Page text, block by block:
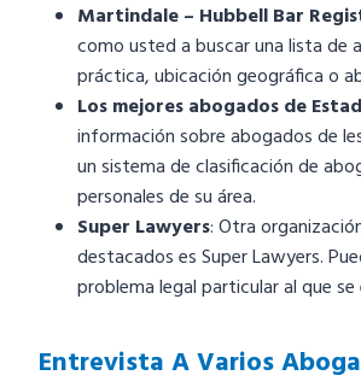
Martindale – Hubbell Bar
como usted a buscar una lista de
práctica, ubicación geográfica o
Los mejores abogados de
información sobre abogados de
un sistema de clasificación de
personales de su área.
Super Lawyers: Otra
destacados es Super Lawyers.
problema legal particular al que
Entrevista A Varios